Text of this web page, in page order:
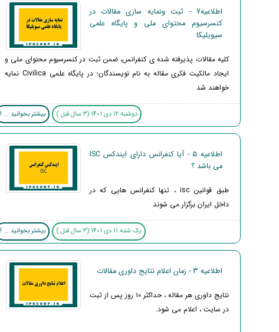
اطلاعیه7 - ثبت ونمایه سازی مقالات در
کنسرسیوم محتوای ملی و پایگاه علمی
سیویلیکا
کلیه مقالات پذیرفته شده ی کنفرانس، ضمن ثبت در کنسرسیوم محتوای ملی و
ایجاد مالکیت فکری مقاله به نام نویسندگان؛ در پایگاه علمی Civilica نمایه
خواهند شد
دوشنبه 12 دی 1401 (3 سال قبل ) بیشتر بخوانید ... !
اطلاعیه 5 - آیا کنفرانس دارای ایندکس ISC
می باشد ؟
طبق قوانین isc ، تنها کنفرانس هایی که در
داخل ایران برگزار می شوند
یک شنبه 11 دی 1401 (3 سال قبل ) بیشتر بخوانید ... !
اطلاعیه 3 - زمان اعلام نتایج داوری مقالات
نتایج داوری هر مقاله ، حداکثر ۱۰ روز پس از ثبت
در سایت ، اعلام می شود.